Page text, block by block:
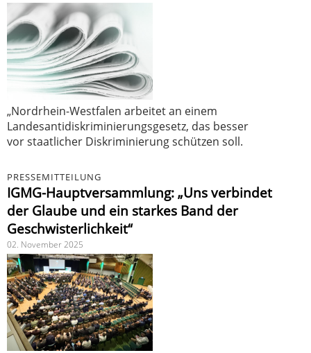
„Nordrhein-Westfalen arbeitet an einem
Landesantidiskriminierungsgesetz, das besser
vor staatlicher Diskriminierung schützen soll.
PRESSEMITTEILUNG
IGMG-Hauptversammlung: „Uns verbindet
der Glaube und ein starkes Band der
Geschwisterlichkeit“
02. November 2025